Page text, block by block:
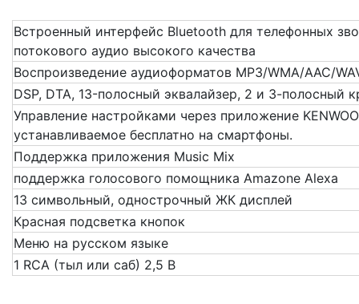
Встроенный интерфейс Bluetooth для телефонных
потокового аудио высокого качества
Воспроизведение аудиоформатов MP3/WMA/AAC/
DSP, DTA, 13-полосный эквалайзер, 2 и 3-полосный
Управление настройками через приложение
устанавливаемое бесплатно на смартфоны.
Поддержка приложения Music Mix
поддержка голосового помощника Amazone Alexa
13 символьный, однострочный ЖК дисплей
Красная подсветка кнопок
Меню на русском языке
1 RCA (тыл или саб) 2,5 В